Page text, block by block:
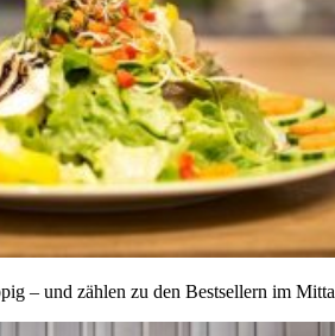
– und zählen zu den Bestsellern im